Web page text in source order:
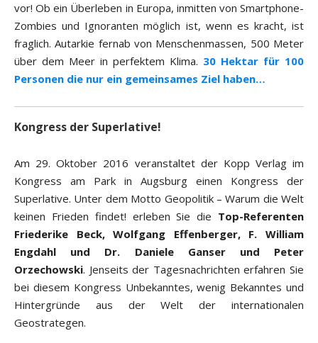
vor! Ob ein Überleben in Europa, inmitten von Smartphone-
Zombies und Ignoranten möglich ist, wenn es kracht, ist
fraglich. Autarkie fernab von Menschenmassen, 500 Meter
über dem Meer in perfektem Klima. 30 Hektar für 100
Personen die nur ein gemeinsames Ziel haben…
Kongress der Superlative!
Am 29. Oktober 2016 veranstaltet der Kopp Verlag im
Kongress am Park in Augsburg einen Kongress der
Superlative. Unter dem Motto Geopolitik – Warum die Welt
keinen Frieden findet! erleben Sie die Top-Referenten
Friederike Beck, Wolfgang Effenberger, F. William
Engdahl und Dr. Daniele Ganser und Peter
Orzechowski. Jenseits der Tagesnachrichten erfahren Sie
bei diesem Kongress Unbekanntes, wenig Bekanntes und
Hintergründe aus der Welt der internationalen
Geostrategen.